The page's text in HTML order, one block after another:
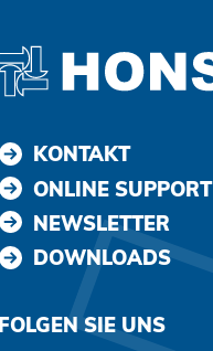
KONTAKT
ONLINE SUPPORT
NEWSLETTER
DOWNLOADS
FOLGEN SIE UNS